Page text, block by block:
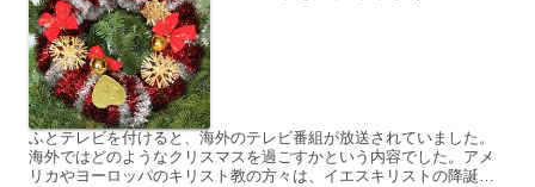
ふとテレビを付けると、海外のテレビ番組が放送されていました。
海外ではどのようなクリスマスを過ごすかという内容でした。アメ
リカやヨーロッパのキリスト教の方々は、イエスキリストの降誕を